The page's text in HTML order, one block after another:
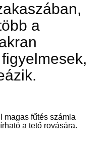
a
magas fűtés számla
a tető rovására.